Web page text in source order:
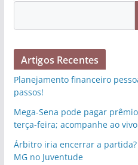
Artigos Recentes
Planejamento financeiro
passos!
Mega-Sena pode pagar
terça-feira; acompanhe ao vivo
Árbitro iria encerrar a
MG no Juventude